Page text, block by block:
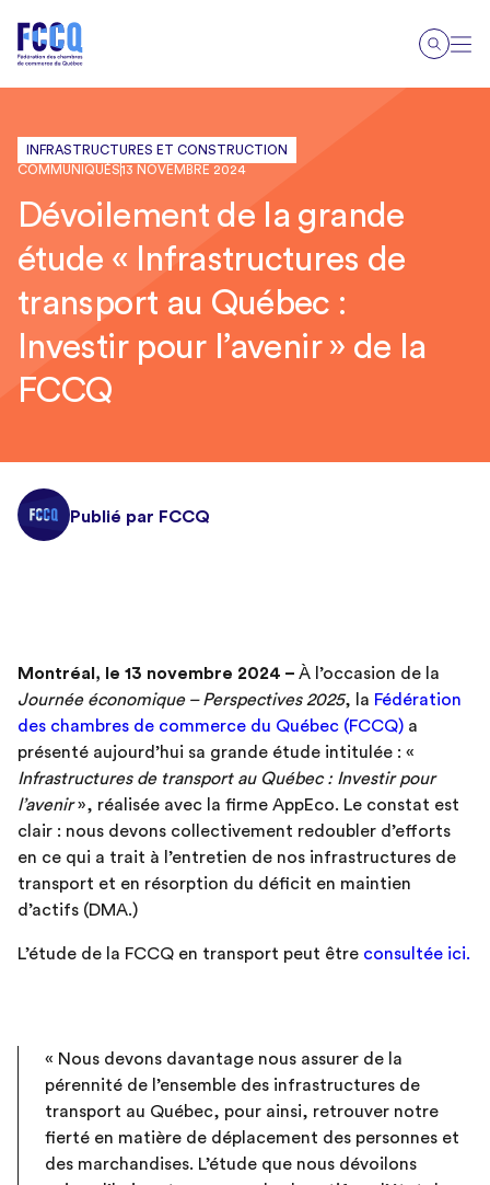
INFRASTRUCTURES ET CONSTRUCTION
COMMUNIQUÉS13 NOVEMBRE 2024
Dévoilement de la grande
étude « Infrastructures de
transport au Québec :
Investir pour l’avenir » de la
FCCQ
Publié par FCCQ
Montréal, le 13 novembre 2024 – À l’occasion de la
Journée économique – Perspectives 2025, la Fédération
des chambres de commerce du Québec (FCCQ) a
présenté aujourd’hui sa grande étude intitulée : «
Infrastructures de transport au Québec : Investir pour
l’avenir», réalisée avec la firme AppEco. Le constat est
clair : nous devons collectivement redoubler d’efforts
en ce qui a trait à l’entretien de nos infrastructures de
transport et en résorption du déficit en maintien
d’actifs (DMA.)
L’étude de la FCCQ en transport peut être consultée ici.
« Nous devons davantage nous assurer de la
pérennité de l’ensemble des infrastructures de
transport au Québec, pour ainsi, retrouver notre
fierté en matière de déplacement des personnes et
des marchandises. L’étude que nous dévoilons